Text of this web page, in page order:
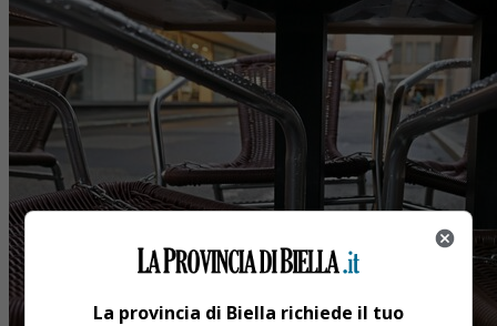
La provincia di Biella richiede il tuo